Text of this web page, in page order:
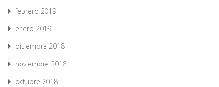
febrero 2019
enero 2019
diciembre 2018
noviembre 2018
octubre 2018